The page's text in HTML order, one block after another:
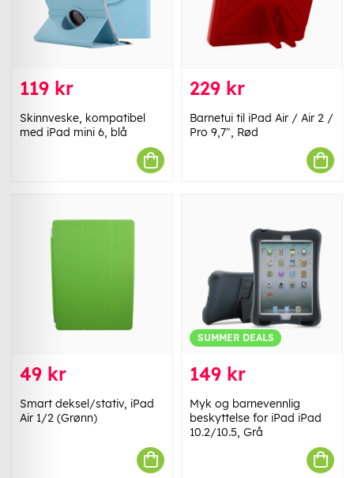
119 kr
Skinnveske, kompatibel
med iPad mini 6, blå
229 kr
Barnetui til iPad Air / Air 2 /
Pro 9,7", Rød
49 kr
Smart deksel/stativ, iPad
Air 1/2 (Grønn)
SUMMER DEALS
149 kr
Myk og barnevennlig
beskyttelse for iPad iPad
10.2/10.5, Grå